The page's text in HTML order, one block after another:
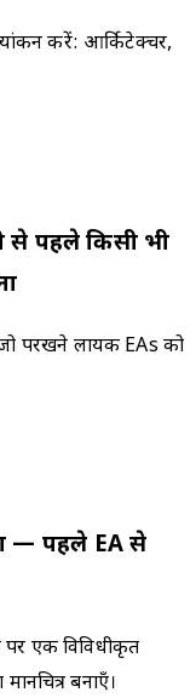
करें: आर्किटेक्चर,
से पहले किसी भी
परखने लायक EAs को
— पहले EA से
पर एक विविधीकृत
बनाएँ।